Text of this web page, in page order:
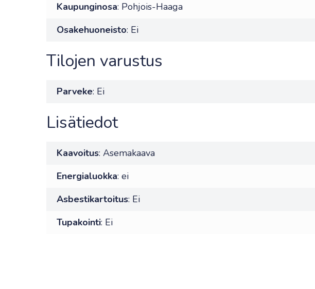
Kaupunginosa: Pohjois-Haaga
Osakehuoneisto: Ei
Tilojen varustus
Parveke: Ei
Lisätiedot
Kaavoitus: Asemakaava
Energialuokka: ei
Asbestikartoitus: Ei
Tupakointi: Ei